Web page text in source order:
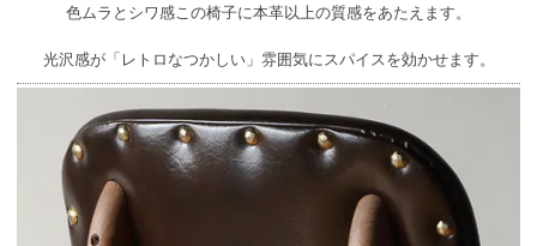
色ムラとシワ感この椅子に本革以上の質感をあたえます。
光沢感が「レトロなつかしい」雰囲気にスパイスを効かせます。